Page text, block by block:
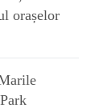
orașelor